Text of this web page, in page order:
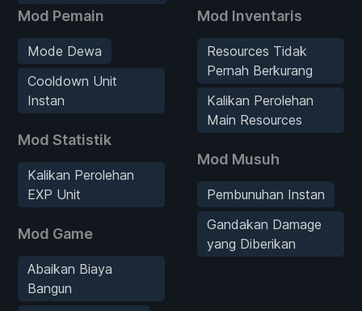
Mod Pemain
Mode Dewa
Cooldown Unit
Instan
Mod Statistik
Kalikan Perolehan
EXP Unit
Mod Game
Abaikan Biaya
Bangun
Mod Inventaris
Resources Tidak
Pernah Berkurang
Kalikan Perolehan
Main Resources
Mod Musuh
Pembunuhan Instan
Gandakan Damage
yang Diberikan